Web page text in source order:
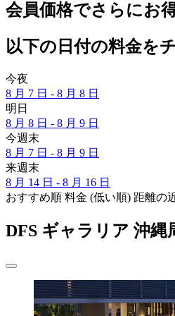
会員価格でさらにお
以下の日付の料金を
今夜
8 月 7 日 - 8 月 8 日
明日
8 月 8 日 - 8 月 9 日
今週末
8 月 7 日 - 8 月 9 日
来週末
8 月 14 日 - 8 月 16 日
おすすめ順 料金 (低い順) 距離の
DFS ギャラリア 沖